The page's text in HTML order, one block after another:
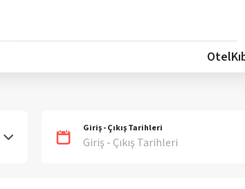
Otel
Giriş - Çıkış Tarihleri
Giriş - Çıkış Tarihleri